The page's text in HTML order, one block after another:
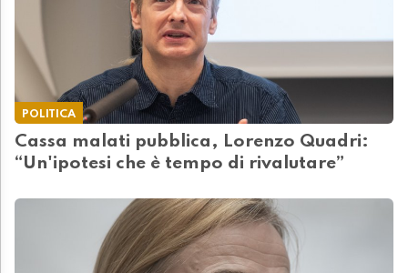
POLITICA
Cassa malati pubblica, Lorenzo Quadri:
“Un'ipotesi che è tempo di rivalutare”